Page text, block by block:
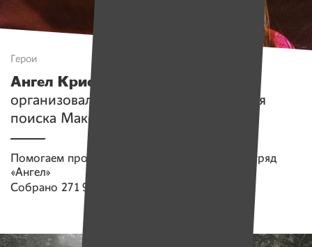
Герои
Ангел Кристина
организовала тысячи человек во время
поиска Максима Мархалюка
Помогаем проекту
Поисково-спасательный отряд
«Ангел»
Собрано 271 908 руб.